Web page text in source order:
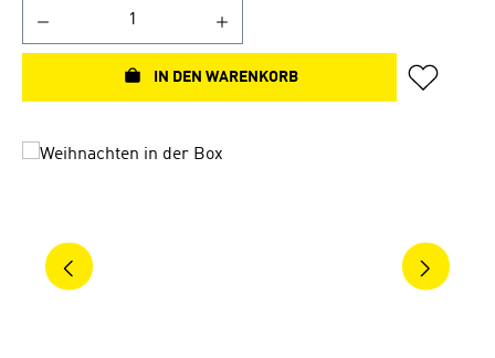
IN DEN WARENKORB
Bildergalerie überspringen